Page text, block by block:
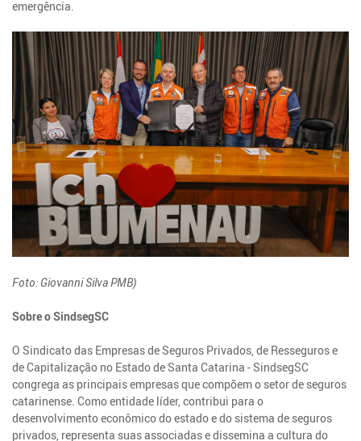
emergência.
Foto: Giovanni Silva PMB)
Sobre o SindsegSC
O Sindicato das Empresas de Seguros Privados, de Resseguros e
de Capitalização no Estado de Santa Catarina - SindsegSC
congrega as principais empresas que compõem o setor de seguros
catarinense. Como entidade líder, contribui para o
desenvolvimento econômico do estado e do sistema de seguros
privados, representa suas associadas e dissemina a cultura do